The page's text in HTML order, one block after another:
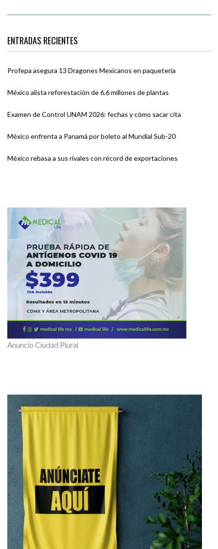
ENTRADAS RECIENTES
Profepa asegura 13 Dragones Mexicanos en paquetería
México alista reforestación de 6.6 millones de plantas
Examen de Control UNAM 2026: fechas y cómo sacar cita
México enfrenta a Panamá por boleto al Mundial Sub-20
México rebasa a sus rivales con récord de exportaciones
Anuncio Ciudad Plural